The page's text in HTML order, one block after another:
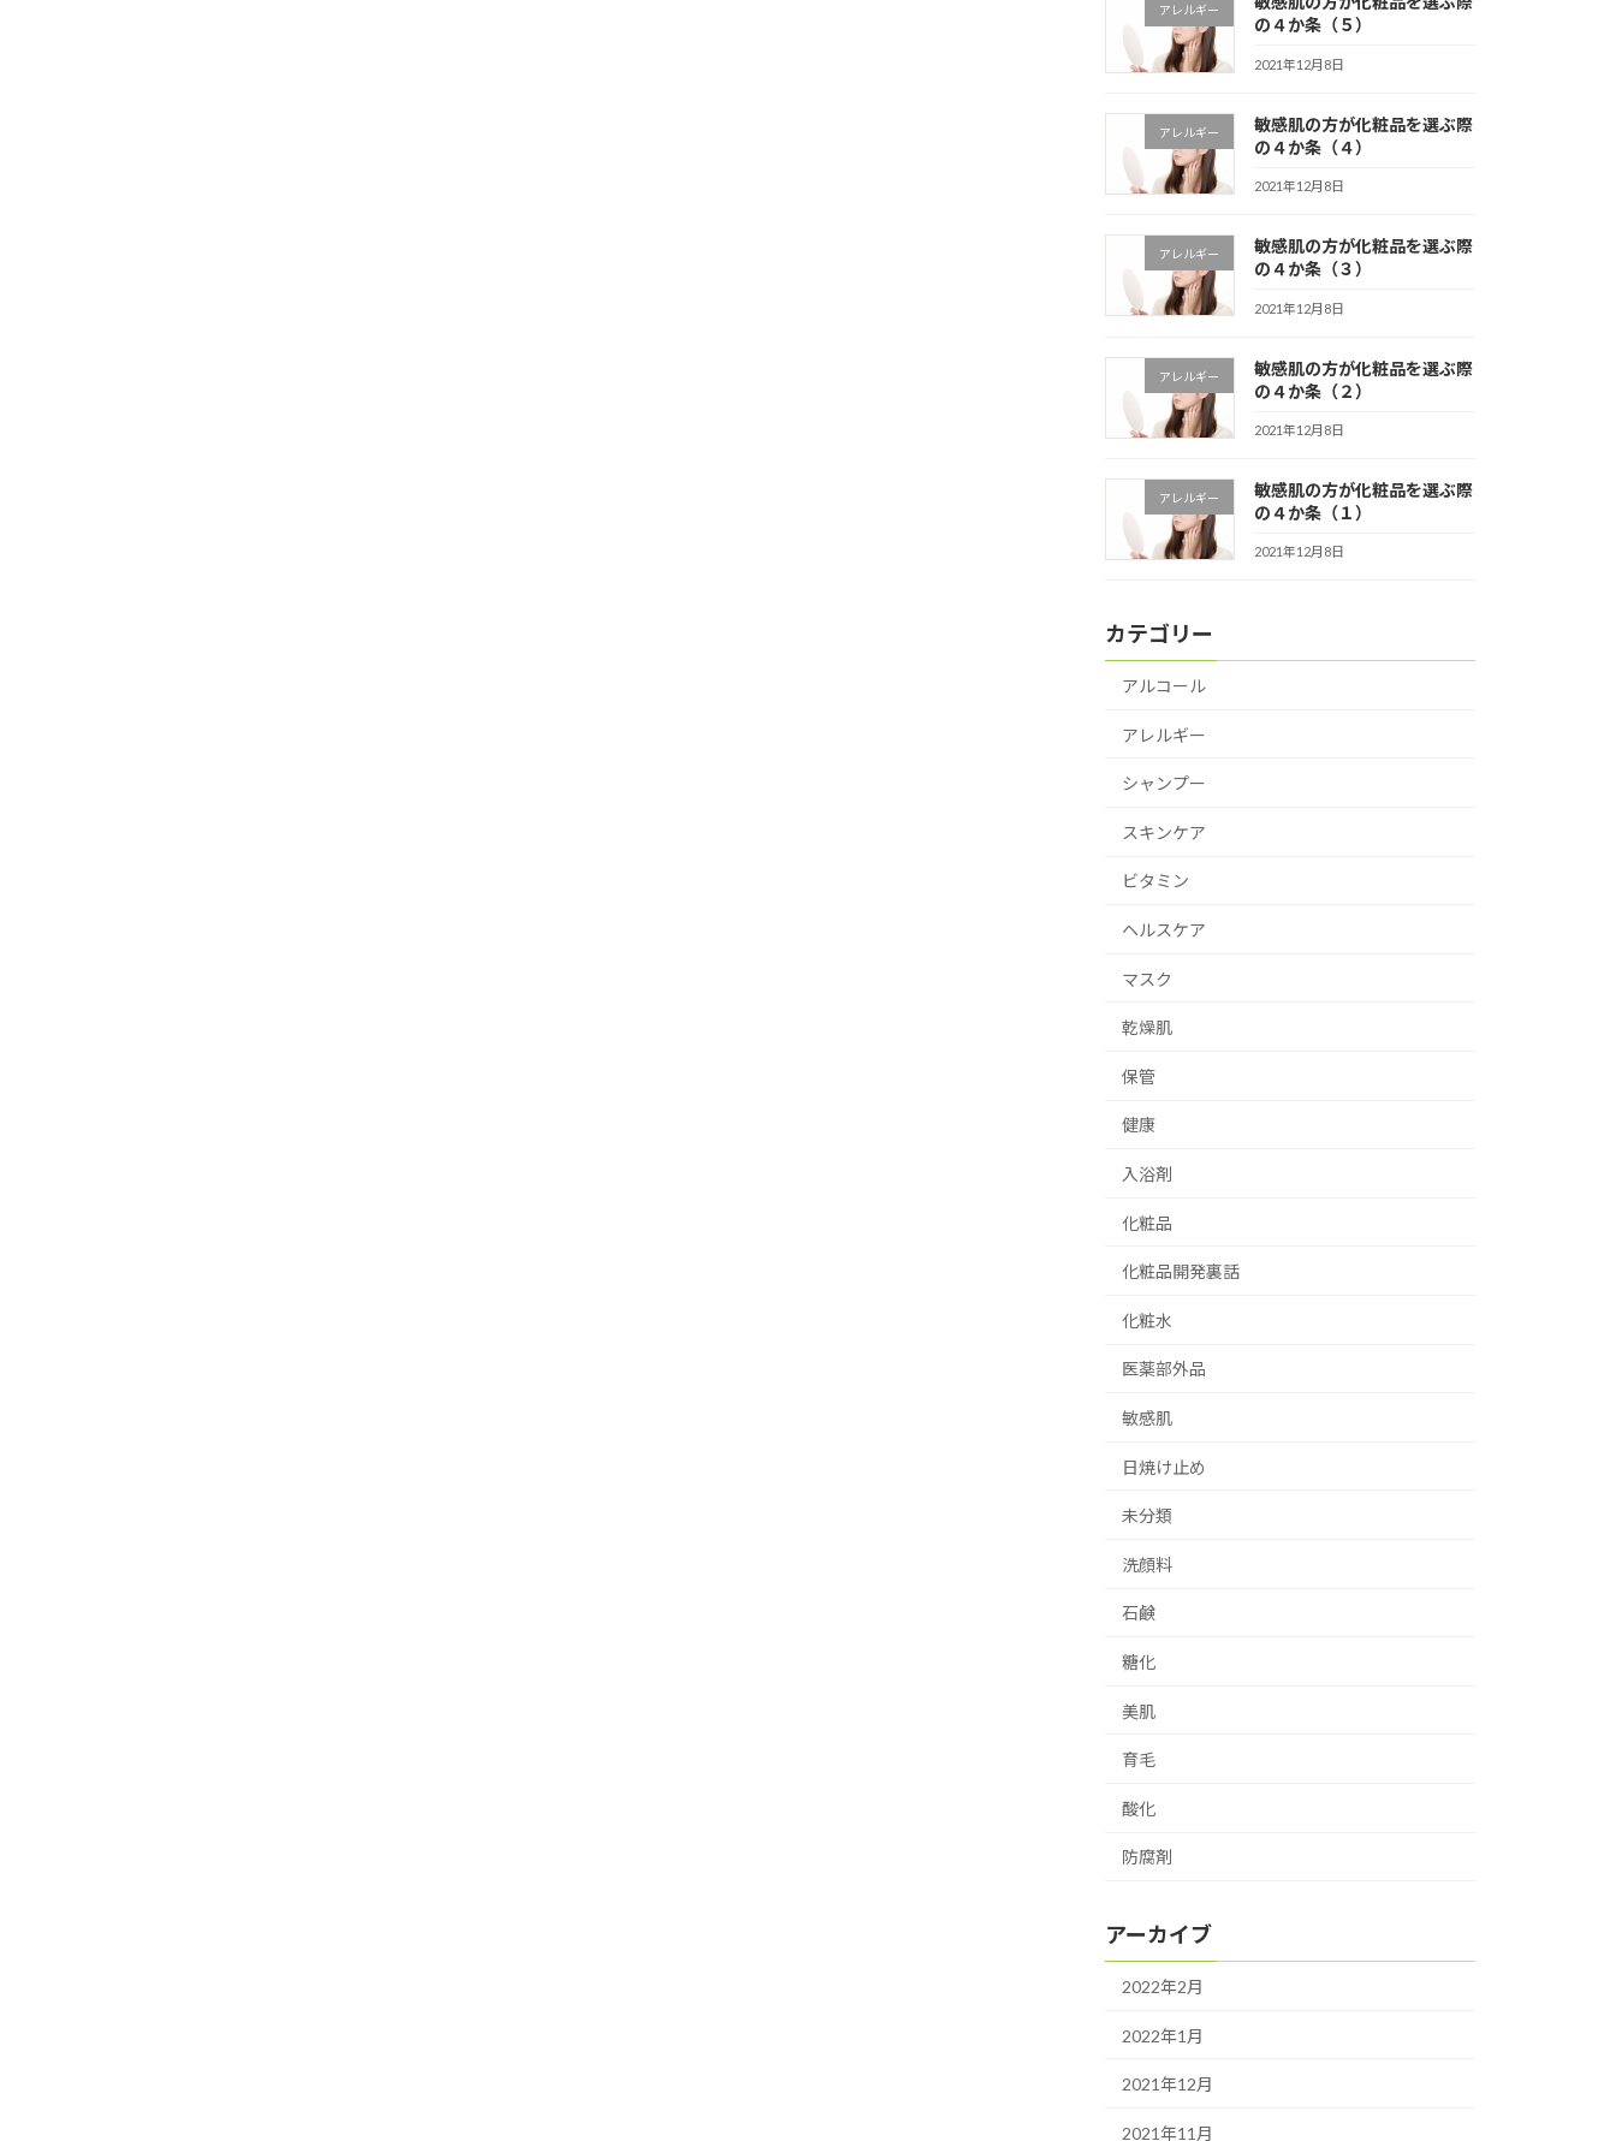
アレルギー
の４か条（５）
2021年12月8日
アレルギー
敏感肌の方が化粧品を選ぶ際
の４か条（４）
2021年12月8日
アレルギー
敏感肌の方が化粧品を選ぶ際
の４か条（３）
2021年12月8日
アレルギー
敏感肌の方が化粧品を選ぶ際
の４か条（２）
2021年12月8日
アレルギー
敏感肌の方が化粧品を選ぶ際
の４か条（１）
2021年12月8日
カテゴリー
アルコール
アレルギー
シャンプー
スキンケア
ビタミン
ヘルスケア
マスク
乾燥肌
保管
健康
入浴剤
化粧品
化粧品開発裏話
化粧水
医薬部外品
敏感肌
日焼け止め
未分類
洗顔料
石鹸
糖化
美肌
育毛
酸化
防腐剤
アーカイブ
2022年2月
2022年1月
2021年12月
2021年11月